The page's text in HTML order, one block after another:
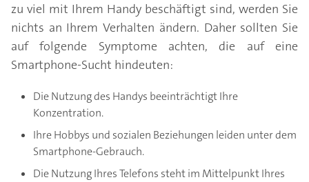
zu viel mit Ihrem Handy beschäftigt sind, werden Sie
nichts an Ihrem Verhalten ändern. Daher sollten Sie
auf folgende Symptome achten, die auf eine
Smartphone-Sucht hindeuten:
Die Nutzung des Handys beeinträchtigt Ihre
Konzentration.
Ihre Hobbys und sozialen Beziehungen leiden unter dem
Smartphone-Gebrauch.
Die Nutzung Ihres Telefons steht im Mittelpunkt Ihres